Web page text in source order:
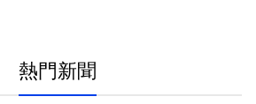
熱門新聞